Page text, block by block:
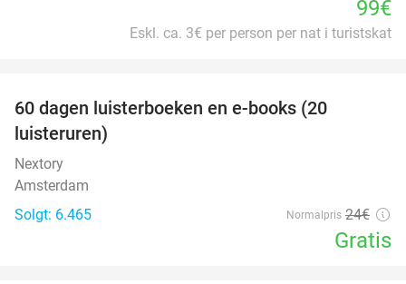
99€
Eskl. ca. 3€ per person per nat i turistskat
60 dagen luisterboeken en e-books (20
luisteruren)
Nextory
Amsterdam
Solgt: 6.465
Normalpris 24€
Gratis